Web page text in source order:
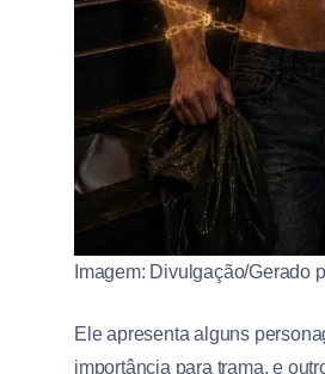
Imagem: Divulgação/Gerado
Ele apresenta alguns
importância para trama, e